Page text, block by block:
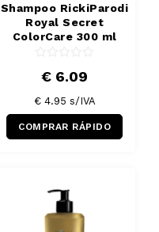
Shampoo RickiParodi
Royal Secret
ColorCare 300 ml
€ 6.09
€ 4.95 s/IVA
COMPRAR RÁPIDO